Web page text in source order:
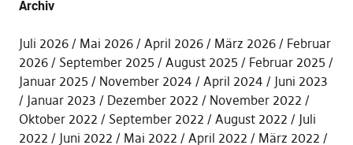
Archiv
Juli 2026 Mai 2026 April 2026 März 2026
Februar
2026
September 2025 August 2025
Februar 2025
Januar 2025
November 2024 April 2024
Juni 2023
Januar 2023
Dezember 2022
November 2022
Oktober 2022
September 2022 August 2022
Juli
2022
Juni 2022 Mai 2022 April 2022 März 2022